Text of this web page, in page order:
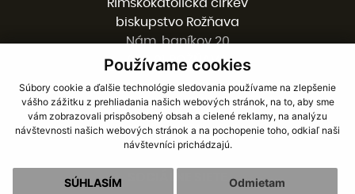
Používame cookies
Súbory cookie a ďalšie technológie sledovania používame na zlepšenie
vášho zážitku z prehliadania našich webových stránok, na to, aby sme
vám zobrazovali prispôsobený obsah a cielené reklamy, na analýzu
návštevnosti našich webových stránok a na pochopenie toho, odkiaľ naši
návštevníci prichádzajú.
SÚHLASÍM Odmietam
Rímskokatolícka cirkev
biskupstvo Rožňava
Nám. baníkov 20
048 01 ROŽŇAVA
058 / 78 77 201
kancelaria@burv.sk